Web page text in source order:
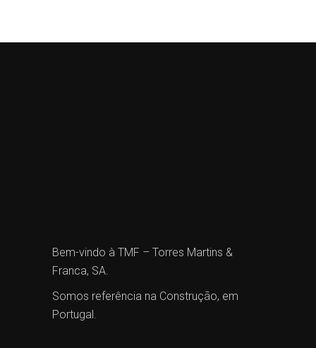
Bem-vindo à TMF – Torres Martins &
Franca, SA.
Somos referência na Construção, em
Portugal.